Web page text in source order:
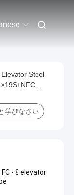
Steel
学びなさい
FC - 8 elevator